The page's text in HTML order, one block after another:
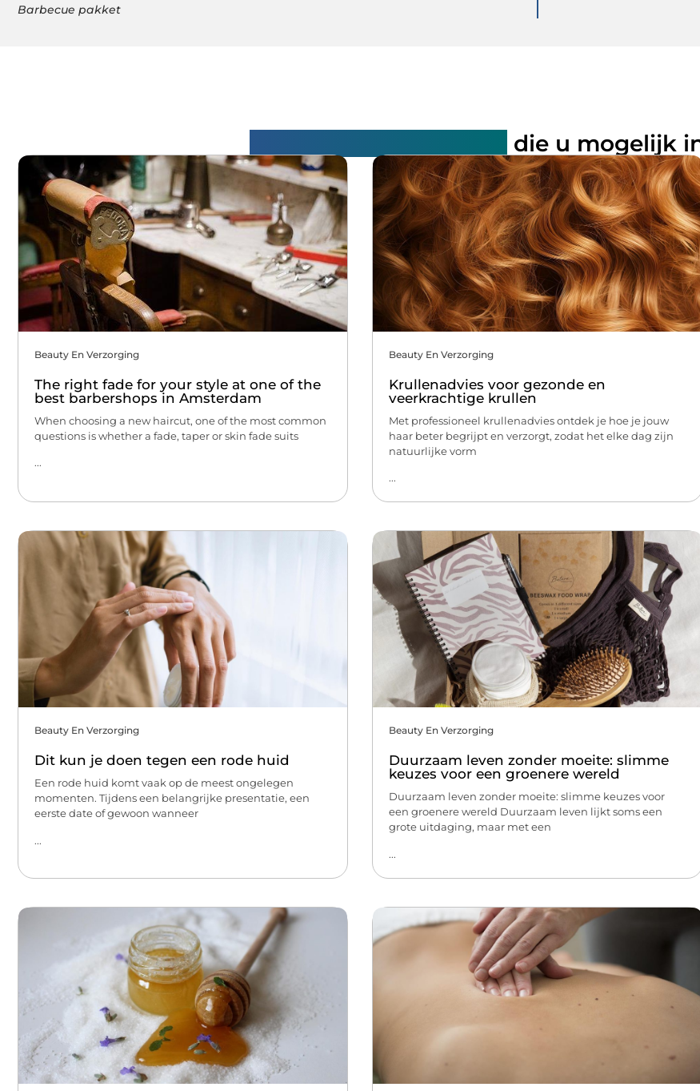
Barbecue pakket
die u mogelijk
Beauty En Verzorging
The right fade for your style at one of the
best barbershops in Amsterdam
When choosing a new haircut, one of the most common
questions is whether a fade, taper or skin fade suits
...
Beauty En Verzorging
Krullenadvies voor gezonde en
veerkrachtige krullen
Met professioneel krullenadvies ontdek je hoe je jouw
haar beter begrijpt en verzorgt, zodat het elke dag zijn
natuurlijke vorm
...
Beauty En Verzorging
Dit kun je doen tegen een rode huid
Een rode huid komt vaak op de meest ongelegen
momenten. Tijdens een belangrijke presentatie, een
eerste date of gewoon wanneer
...
Beauty En Verzorging
Duurzaam leven zonder moeite: slimme
keuzes voor een groenere wereld
Duurzaam leven zonder moeite: slimme keuzes voor
een groenere wereld Duurzaam leven lijkt soms een
grote uitdaging, maar met een
...